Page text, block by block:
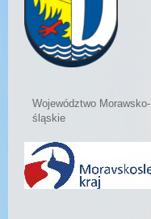
Województwo Morawsko-
śląskie